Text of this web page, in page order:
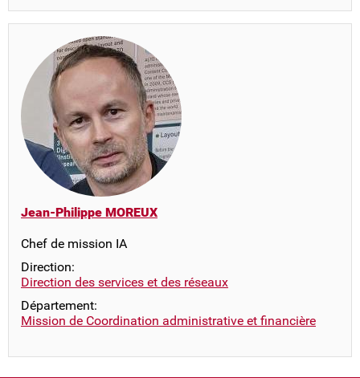
Jean-Philippe MOREUX
Chef de mission IA
Direction:
Direction des services et des réseaux
Département:
Mission de Coordination administrative et financière